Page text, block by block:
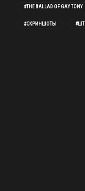
#THE BALLAD OF GAY TONY
#СКРИНШОТЫ